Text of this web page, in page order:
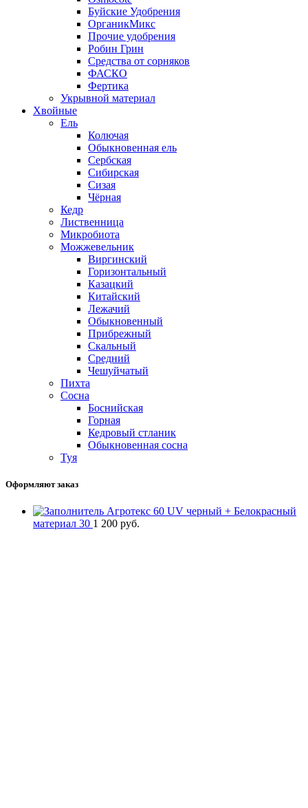
Буйские Удобрения
ОрганикМикс
Прочие удобрения
Робин Грин
Средства от сорняков
ФАСКО
Фертика
Укрывной материал
Хвойные
Ель
Колючая
Обыкновенная ель
Сербская
Сибирская
Сизая
Чёрная
Кедр
Лиственница
Микробиота
Можжевельник
Виргинский
Горизонтальный
Казацкий
Китайский
Лежачий
Обыкновенный
Прибрежный
Скальный
Средний
Чешуйчатый
Пихта
Сосна
Боснийская
Горная
Кедровый стланик
Обыкновенная сосна
Туя
Оформляют заказ
Агротекс 60 UV черный + Белокрасный
материал 30 1 200 руб.